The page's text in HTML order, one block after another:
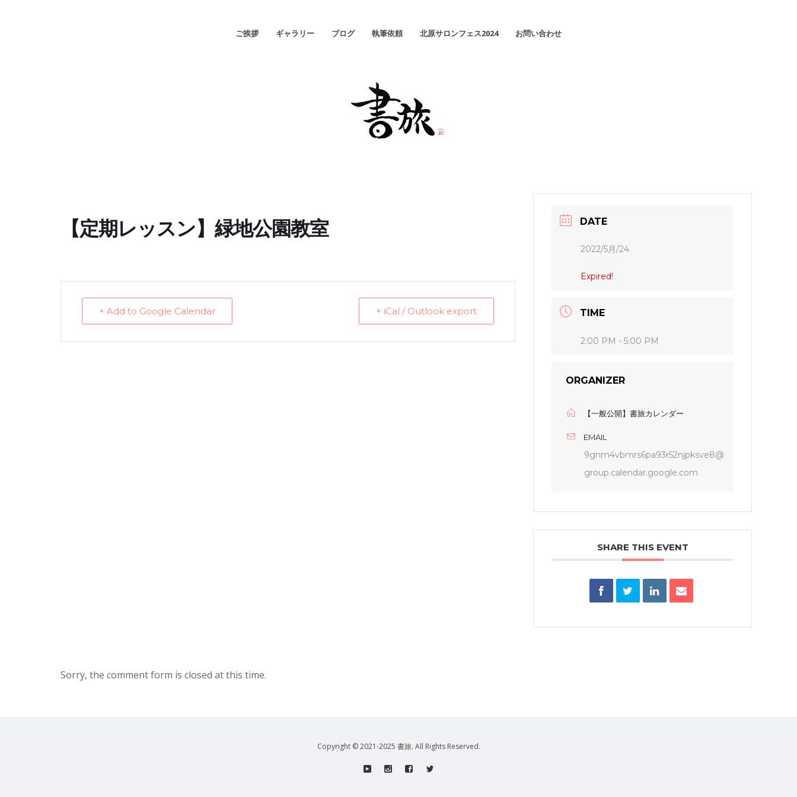
ご挨拶 ギャラリー ブログ 執筆依頼 北原サロンフェス2024 お問い合わせ
【定期レッスン】緑地公園教室
+ Add to Google Calendar + iCal / Outlook export
DATE
2022/5月/24
Expired!
TIME
2:00 PM - 5:00 PM
ORGANIZER
【一般公開】書旅カレンダー
EMAIL
9gnm4vbmrs6pa93r52njpksve8@
group.calendar.google.com
SHARE THIS EVENT
Sorry, the comment form is closed at this time.
Copyright © 2021-2025 書旅. All Rights Reserved.